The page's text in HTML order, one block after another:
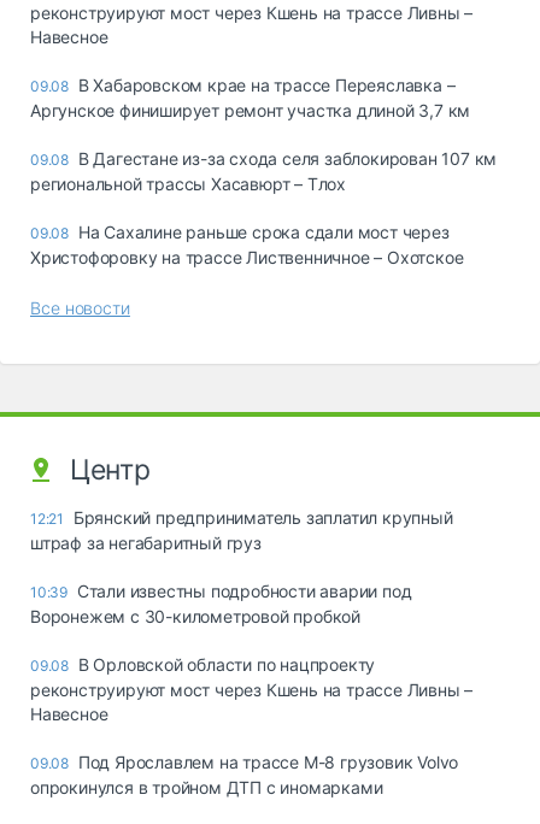
реконструируют мост через Кшень на трассе Ливны –
Навесное
09.08 В Хабаровском крае на трассе Переяславка –
Аргунское финиширует ремонт участка длиной 3,7 км
09.08 В Дагестане из-за схода селя заблокирован 107 км
региональной трассы Хасавюрт – Тлох
09.08 На Сахалине раньше срока сдали мост через
Христофоровку на трассе Лиственничное – Охотское
Все новости
Центр
12:21
Брянский предприниматель заплатил крупный
штраф за негабаритный груз
10:39 Стали известны подробности аварии под
Воронежем с 30-километровой пробкой
09.08 В Орловской области по нацпроекту
реконструируют мост через Кшень на трассе Ливны –
Навесное
09.08 Под Ярославлем на трассе М-8 грузовик Volvo
опрокинулся в тройном ДТП с иномарками